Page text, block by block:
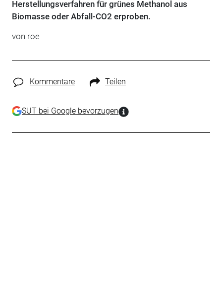
Herstellungsverfahren für grünes Methanol aus
Biomasse oder Abfall-CO2 erproben.
von roe
Kommentare Teilen
SUT bei Google bevorzugen